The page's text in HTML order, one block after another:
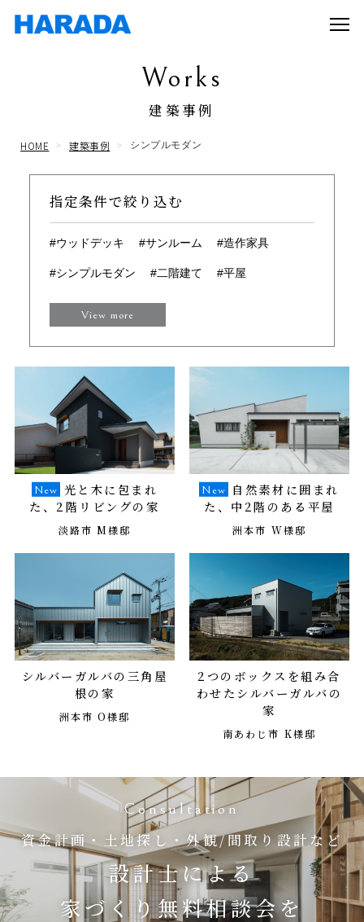
Works
建築事例
HOME 建築事例 シンプルモダン
指定条件で絞り込む
#ウッドデッキ #サンルーム #造作家具
#シンプルモダン #二階建て #平屋
View more
光と木に包まれ
た、2階リビングの家
淡路市 M様邸
自然素材に囲まれ
た、中2階のある平屋
洲本市 W様邸
シルバーガルバの三角屋
根の家
洲本市 O様邸
2つのボックスを組み合
わせたシルバーガルバの
家
南あわじ市 K様邸
Consultation
資金計画・土地探し・外観/間取り設計など
設計士による
家づくり無料相談会を